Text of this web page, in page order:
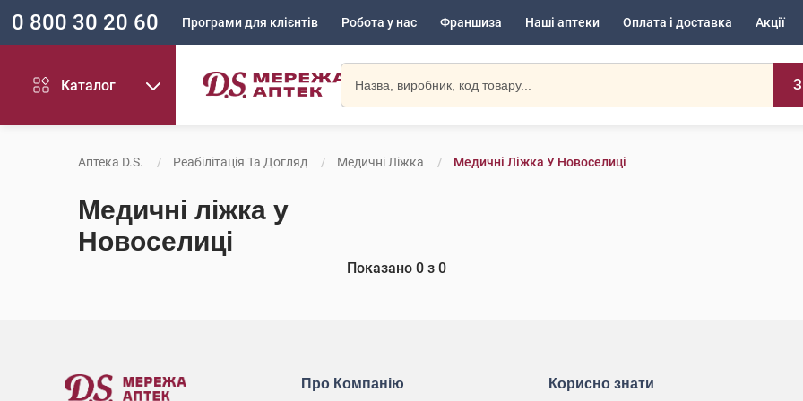
0 800 30 20 60 Програми для клієнтів Робота у нас Франшиза Наші аптеки Оплата і доставка Акції
Каталог
Аптека D.S. Реабілітація Та Догляд Медичні Ліжка Медичні Ліжка У Новоселиці
Медичні ліжка у
Новоселиці
Показано 0 з 0
Про Компанію Корисно знати